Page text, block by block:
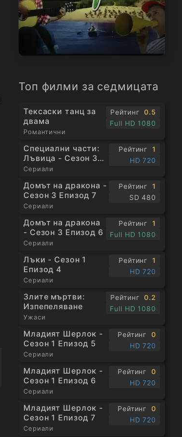
Топ филми за седмицата
Тексаски танц за
двама
Романтични
Рейтинг
0.5
Full HD 1080
Специални части:
Лъвица - Сезон 3
Епизод 1
Сериали
Рейтинг
1
HD 720
Домът на дракона -
Сезон 3 Епизод 7
Сериали
Рейтинг
1
SD 480
Домът на дракона
- Сезон 3 Епизод 6
Сериали
Рейтинг
1
Full HD 1080
Лъки - Сезон 1
Епизод 4
Сериали
Рейтинг
1
HD 720
Злите мъртви:
Изпепеляване
Ужаси
Рейтинг
0.2
Full HD 1080
Младият Шерлок -
Сезон 1 Епизод 5
Сериали
Рейтинг
0
HD 720
Младият Шерлок -
Сезон 1 Епизод 6
Сериали
Рейтинг
0
HD 720
Младият Шерлок -
Сезон 1 Епизод 7
Сериали
Рейтинг
0
HD 720